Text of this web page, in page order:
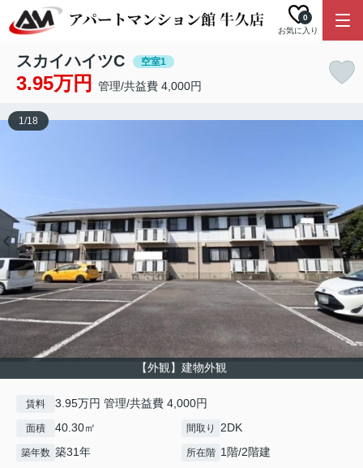
お気に入り
0
スカイハイツC 空室1
3.95万円 管理/共益費 4,000円
【外観】建物外観
1/18
賃料 3.95万円 管理/共益費 4,000円
面積 40.30㎡ 間取り 2DK
築年数 築31年 所在階 1階/2階建